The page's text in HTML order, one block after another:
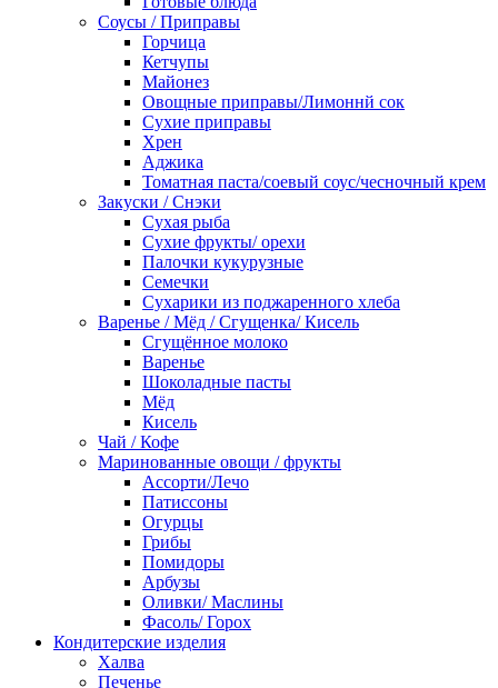
Соусы / Приправы
Горчица
Кетчупы
Майонез
Овощные приправы/Лимоннй сок
Сухие приправы
Хрен
Аджика
Томатная паста/соевый соус/чесночный крем
Закуски / Снэки
Сухая рыба
Сухие фрукты/ орехи
Палочки кукурузные
Семечки
Сухарики из поджаренного хлеба
Варенье / Мёд / Сгущенка/ Кисель
Сгущённое молоко
Варенье
Шоколадные пасты
Мёд
Кисель
Чай / Кофе
Маринованные овощи / фрукты
Ассорти/Лечо
Патиссоны
Огурцы
Грибы
Помидоры
Арбузы
Оливки/ Маслины
Фасоль/ Горох
Кондитерские изделия
Халва
Печенье